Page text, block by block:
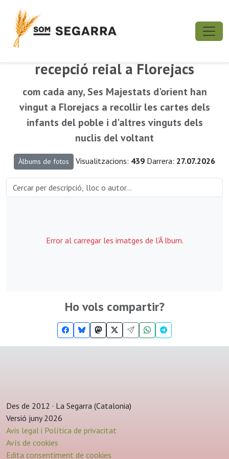
recepció reial a Florejacs
com cada any, Ses Majestats d'orient han
vingut a Florejacs a recollir les cartes dels
infants del poble i d'altres vinguts dels
nuclis del voltant
Àlbums de fotos Visualitzacions: 439 Darrera: 27.07.2026
Error al carregar les imatges de l'Ã lbum.
Ho vols compartir?
Des de 2012 · La Segarra (Catalonia)
Versió juny 2026
Avis legal i Política de privacitat
Avís de cookies
Edita consentiment de cookies